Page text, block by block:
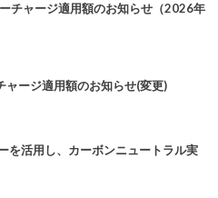
チャージ適用額のお知らせ（2026年
ージ適用額のお知らせ(変更)
を活用し、カーボンニュートラル実